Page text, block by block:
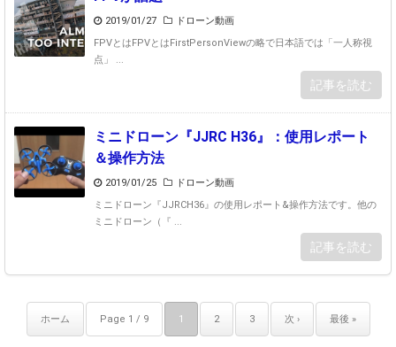
2019/01/27
ドローン動画
FPVとはFPVとはFirstPersonViewの略で日本語では「一人称視
点」 ...
記事を読む
ミニドローン『JJRC H36』：使用レポート
＆操作方法
2019/01/25
ドローン動画
ミニドローン『JJRCH36』の使用レポート&操作方法です。他の
ミニドローン（『 ...
記事を読む
ホーム Page 1 / 9 1 2 3 次 › 最後 »